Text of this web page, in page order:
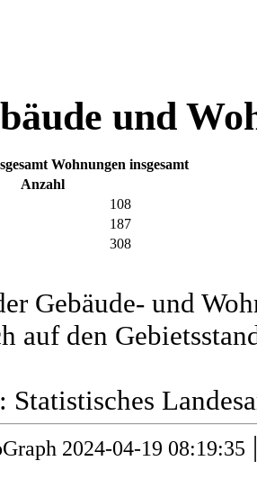
und
Wohnungen insgesamt
Anzahl
108
187
308
Gebäude- und
auf den
Statistisches
2024-04-19 08:19:35